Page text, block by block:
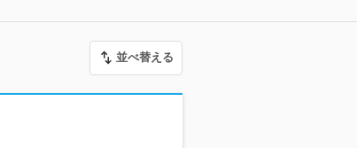
並べ替える